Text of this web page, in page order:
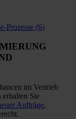
Prozesse (6)
im Vertrieb
Sie
Aufträge,